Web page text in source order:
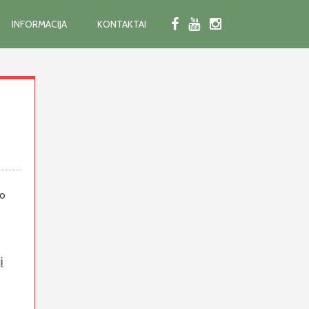
INFORMACIJA KONTAKTAI